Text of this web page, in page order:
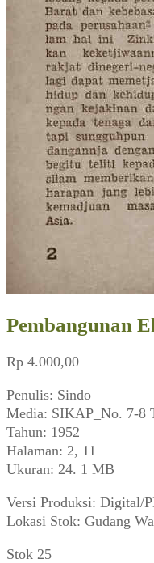
Pembangunan
Rp 4.000,00
Penulis: Sindo
Media: SIKAP_No. 7-8
Tahun: 1952
Halaman: 2, 11
Ukuran: 24. 1 MB
Versi Produksi: Digital/
Lokasi Stok: Gudang
Stok 25